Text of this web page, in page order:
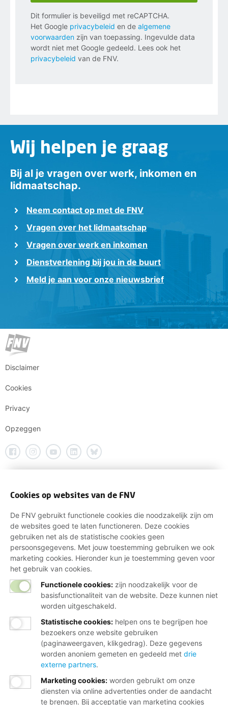
Dit formulier is beveiligd met reCAPTCHA.
Het Google privacybeleid en de algemene
voorwaarden zijn van toepassing. Ingevulde data
wordt niet met Google gedeeld. Lees ook het
privacybeleid van de FNV.
Wij helpen je graag
Bij al je vragen over werk, inkomen en
lidmaatschap.
Neem contact op met de FNV
Vragen over het lidmaatschap
Vragen over werk en inkomen
Dienstverlening bij jou in de buurt
Meld je aan voor onze nieuwsbrief
Disclaimer
Cookies
Privacy
Opzeggen
Cookies op websites van de FNV
De FNV gebruikt functionele cookies die noodzakelijk zijn om
de websites goed te laten functioneren. Deze cookies
gebruiken net als de statistische cookies geen
persoonsgegevens. Met jouw toestemming gebruiken we ook
marketing cookies. Hieronder kun je toestemming geven voor
het gebruik van cookies.
Functionele cookies: zijn noodzakelijk voor de
basisfunctionaliteit van de website. Deze kunnen niet
worden uitgeschakeld.
Statistische cookies: helpen ons te begrijpen hoe
bezoekers onze website gebruiken
(paginaweergaven, klikgedrag). Deze gegevens
worden anoniem gemeten en gedeeld met drie
externe partners.
Marketing cookies: worden gebruikt om onze
diensten via online advertenties onder de aandacht
te brengen. Bij acceptatie van marketing cookies